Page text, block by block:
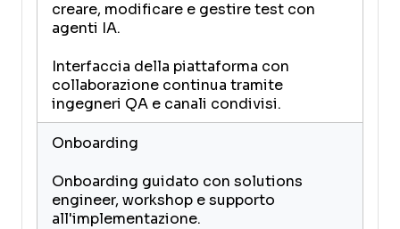
creare, modificare e gestire test con
agenti IA.
Interfaccia della piattaforma con
collaborazione continua tramite
ingegneri QA e canali condivisi.
Onboarding
Onboarding guidato con solutions
engineer, workshop e supporto
all'implementazione.